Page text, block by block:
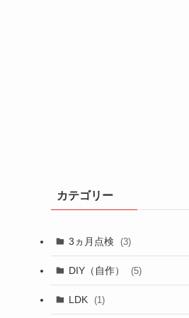
カテゴリー
3ヵ月点検 (3)
DIY（自作） (5)
LDK (1)